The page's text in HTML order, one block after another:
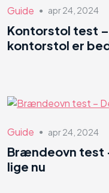
Guide ● apr 24, 2024
Kontorstol test
kontorstol er
Guide ● apr 24, 2024
Brændeovn test
lige nu